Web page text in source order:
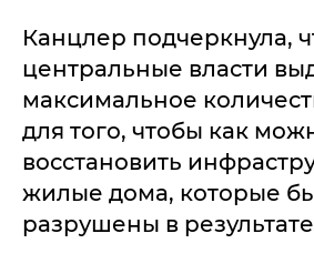
Канцлер подчеркнула,
центральные власти
максимальное
для того, чтобы как
восстановить
жилые дома, которые
разрушены в